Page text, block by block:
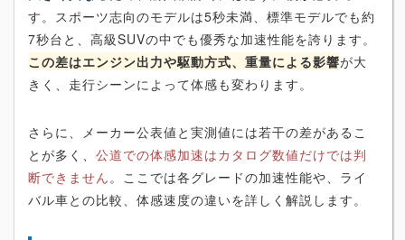
す。スポーツ志向のモデルは5秒未満、標準モデルでも約
7秒台と、高級SUVの中でも優秀な加速性能を誇ります。
この差はエンジン出力や駆動方式、重量による影響が大
きく、走行シーンによって体感も変わります。
さらに、メーカー公表値と実測値には若干の差があるこ
とが多く、 公道での体感加速はカタログ数値だけでは判
断できません。ここでは各グレードの加速性能や、ライ
バル車との比較、体感速度の違いを詳しく解説します。